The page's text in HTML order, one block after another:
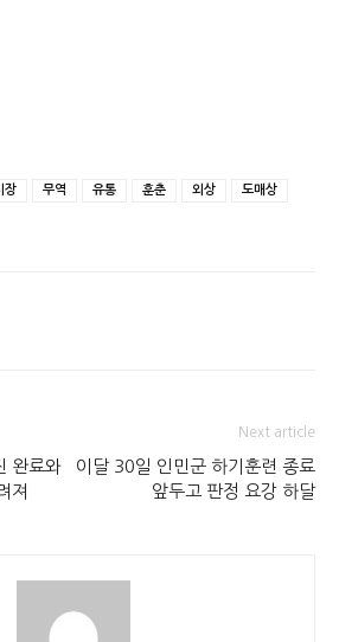
장 무역 유통 훈춘 외상 도매상
완료와
져
Next article
이달 30일 인민군 하기훈련 종료
앞두고 판정 요강 하달